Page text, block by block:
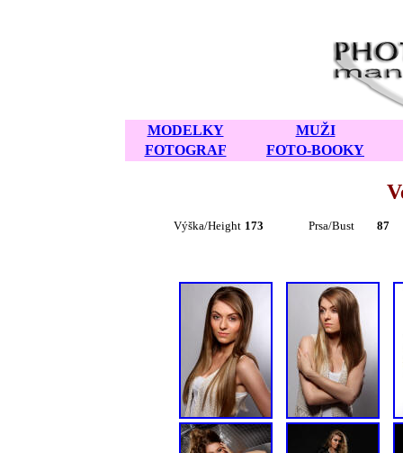
MODELKY MUŽI
FOTOGRAF
FOTO-BOOKY
Výška/Height 173 Prsa/Bust 87